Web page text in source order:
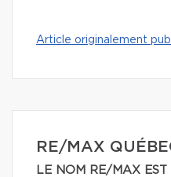
Article originalement
RE/MAX
LE NOM RE/MAX EST